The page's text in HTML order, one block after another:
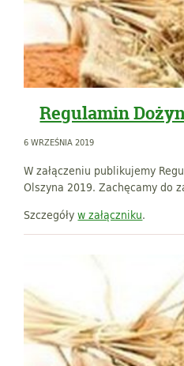
Regulamin
6 WRZEŚNIA 2019
W załączeniu publikujemy
Olszyna 2019. Zachęcamy do
Szczegóływ załączniku.